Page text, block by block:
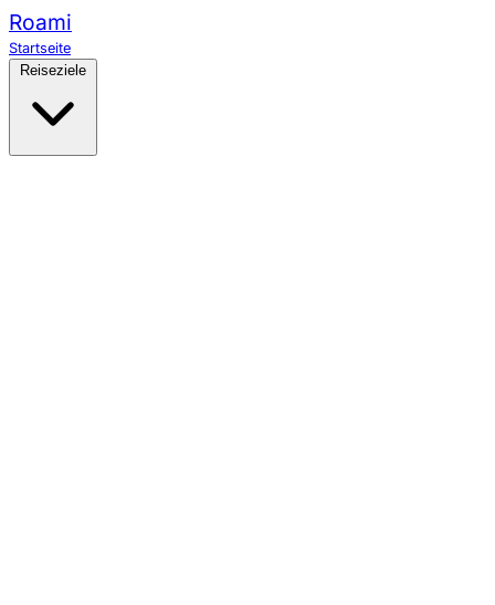
Roami
Startseite
Reiseziele